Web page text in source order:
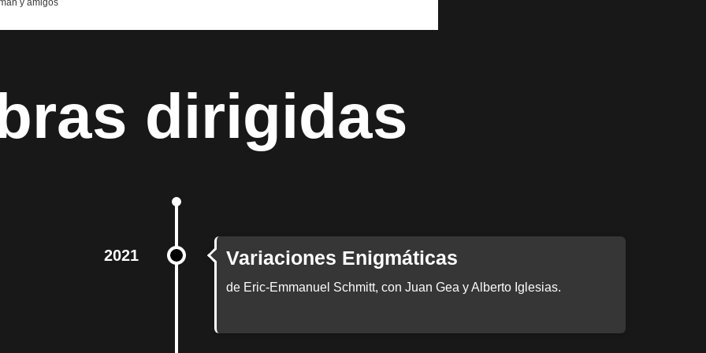
y amigos
dirigidas
2021 Variaciones Enigmáticas
de Eric-Emmanuel Schmitt, con Juan Gea y Alberto Iglesias.